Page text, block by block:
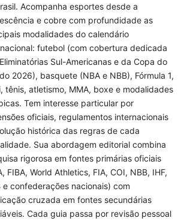
Acompanha esportes desde a
e cobre com profundidade as
modalidades do calendário
futebol (com cobertura dedicada
Sul-Americanas e da Copa do
2026), basquete (NBA e NBB), Fórmula 1,
tênis, atletismo, MMA, boxe e modalidades
Tem interesse particular por
oficiais, regulamentos internacionais
histórica das regras de cada
Sua abordagem editorial combina
rigorosa em fontes primárias oficiais
FIBA, World Athletics, FIA, COI, NBB, IHF,
e confederações nacionais) com
cruzada em fontes secundárias
Cada guia passa por revisão pessoal